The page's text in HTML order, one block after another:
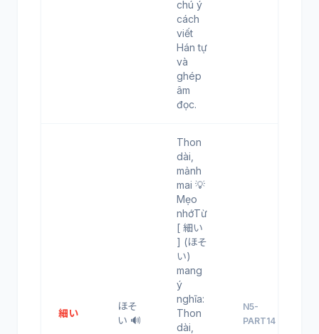
chú ý
cách
viết
Hán tự
và
ghép
âm
đọc.
細い
ほそ
い 🔊
Thon
dài,
mảnh
mai 💡
Mẹo
nhớTừ
[ 細い
] (ほそ
い)
mang
ý
nghĩa:
Thon
dài,
N5-
PART14